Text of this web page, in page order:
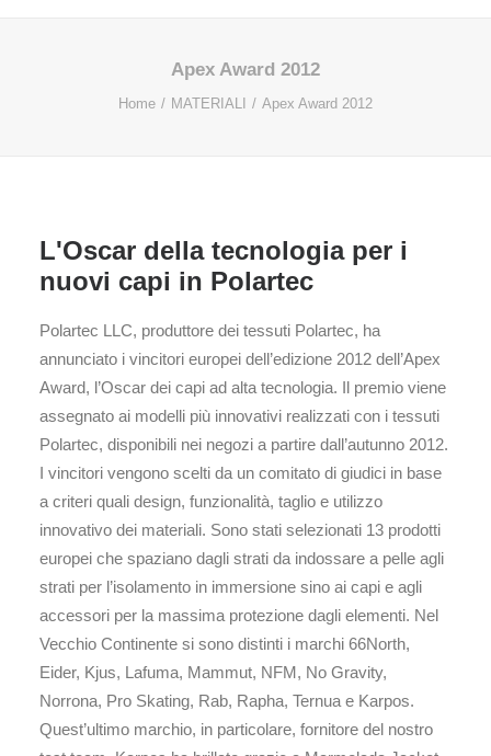
Apex Award 2012
Home MATERIALI Apex Award 2012
L'Oscar della tecnologia per i
nuovi capi in Polartec
Polartec LLC, produttore dei tessuti Polartec, ha
annunciato i vincitori europei dell’edizione 2012 dell’Apex
Award, l’Oscar dei capi ad alta tecnologia. Il premio viene
assegnato ai modelli più innovativi realizzati con i tessuti
Polartec, disponibili nei negozi a partire dall’autunno 2012.
I vincitori vengono scelti da un comitato di giudici in base
a criteri quali design, funzionalità, taglio e utilizzo
innovativo dei materiali. Sono stati selezionati 13 prodotti
europei che spaziano dagli strati da indossare a pelle agli
strati per l’isolamento in immersione sino ai capi e agli
accessori per la massima protezione dagli elementi. Nel
Vecchio Continente si sono distinti i marchi 66North,
Eider, Kjus, Lafuma, Mammut, NFM, No Gravity,
Norrona, Pro Skating, Rab, Rapha, Ternua e Karpos.
Quest’ultimo marchio, in particolare, fornitore del nostro